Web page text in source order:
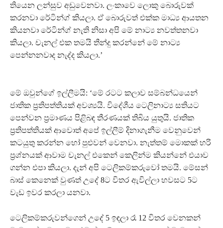
තියෙන ලන්සුව අඩුවෙනවා. ලංකාවෙ ලොකු බොරුවක්
කරනවා රේටින්ග් කියලා. ඒ බොරුවත් එක්ක මාධ්‍ය ආයතන
කියනවා රේටින්ග් නැති නිසා අපි මේ නාට්‍ය නවත්තනවා
කියලා. චැනල් එක තමයි තීන්දු කරන්නේ මේ නාට්‍ය
පෙන්නනවාද නැද්ද කියලා.’
මේ ඔවුන්ගේ ඉල්ලීමයි: ‘මේ රටට කලාව සම්බන්ධයෙන්
ජාතික ප්‍රතිපත්තියක් අවශ්‍යයි. විදේශීය ටෙලිනාට්‍ය සතියට
පෙන්වන ප්‍රමාණය පිළිබඳ තීරණයක් තිබිය යුතුයි. ජාතික
ප්‍රතිපත්තියක් ආවොත් අපේ ඉල්ලීම් දිනාගැනීම වෙනුවෙන්
කටයුතු කරන්න හෝ පුළුවන් වෙනවා. නැත්තම් මොකක් හරි
ප්‍රශ්නයක් ආවාම චැනල් එකෙන් කෙලින්ම කියන්නේ එයාව
ගන්න එපා කියලා. දැන් අපි ටෙලිකම්කරුවෝ තමයි. මේසන්
බාස් කෙනෙක් වුණත් උදේ 8ට විතර ඇවිල්ලා හවසට 5ට
වැඩ ඉවර කරලා යනවා.
ටෙලිකම්කරුවන්ගෙන් උදේ 5 ඉඳලා රෑ 12 විතර වෙනකන්